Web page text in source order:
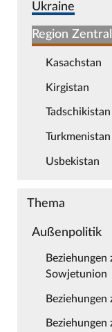
Ukraine
Region
Kasachstan
Kirgistan
Tadschikistan
Turkmenistan
Usbekistan
Thema
Außenpolitik
Beziehungen
Sowjetunion
Beziehungen
Beziehungen